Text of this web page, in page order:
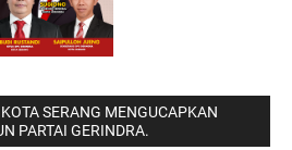
SERANG MENGUCAPKAN
PARTAI GERINDRA.